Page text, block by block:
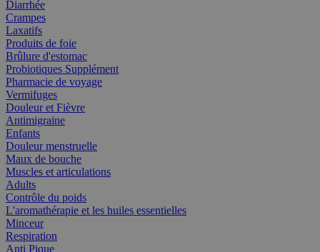
Diarrhée
Crampes
Laxatifs
Produits de foie
Brûlure d'estomac
Probiotiques Supplément
Pharmacie de voyage
Vermifuges
Douleur et Fièvre
Antimigraine
Enfants
Douleur menstruelle
Maux de bouche
Muscles et articulations
Adults
Contrôle du poids
L'aromathérapie et les huiles essentielles
Minceur
Respiration
Anti Pique